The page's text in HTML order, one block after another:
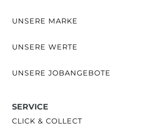
UNSERE MARKE
UNSERE WERTE
UNSERE JOBANGEBOTE
SERVICE
CLICK & COLLECT